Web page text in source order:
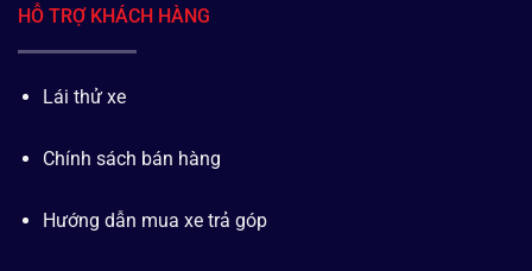
HỖ TRỢ KHÁCH HÀNG
Lái thử xe
Chính sách bán hàng
Hướng dẫn mua xe trả góp